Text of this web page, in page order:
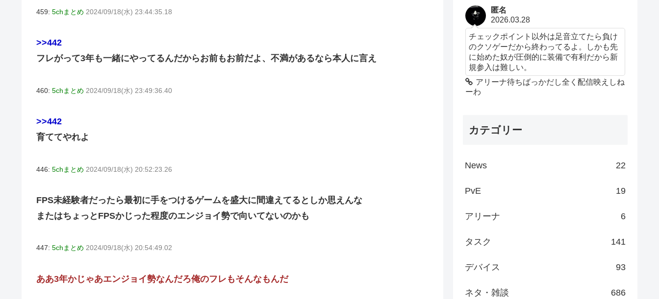
459: 5chまとめ 2024/09/18(水) 23:44:35.18
>>442
フレがって3年も一緒にやってるんだからお前もお前だよ、不満があるなら本人に言え
460: 5chまとめ 2024/09/18(水) 23:49:36.40
>>442
育ててやれよ
446: 5chまとめ 2024/09/18(水) 20:52:23.26
FPS未経験者だったら最初に手をつけるゲームを盛大に間違えてるとしか思えんな
またはちょっとFPSかじった程度のエンジョイ勢で向いてないのかも
447: 5chまとめ 2024/09/18(水) 20:54:49.02
ああ3年かじゃあエンジョイ勢なんだろ俺のフレもそんなもんだ
匿名
2026.03.28
チェックポイント以外は足音立てたら負け
のクソゲーだから終わってるよ。しかも先
に始めた奴が圧倒的に装備で有利だから新
規参入は難しい。
アリーナ待ちばっかだし全く配信映えしね
ーわ
カテゴリー
News 22
PvE 19
アリーナ 6
タスク 141
デバイス 93
ネタ・雑談 686